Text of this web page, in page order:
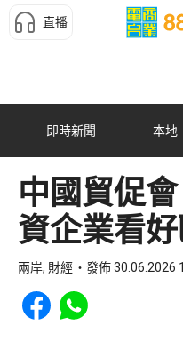
直播
即時新聞 本地
中國貿促
資企業看
兩岸, 財經 發佈 30.06.2026
Share to Facebook
Share to WhatsApp